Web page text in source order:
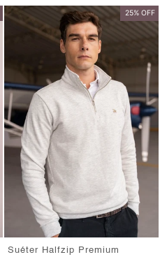
25% OFF
Suéter Halfzip Premium